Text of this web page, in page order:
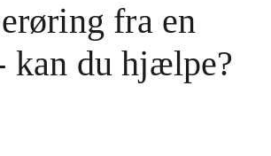
fra en
kan du hjælpe?